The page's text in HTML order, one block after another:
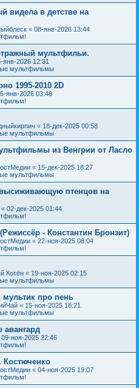
видела в детстве на
« 08-янв-2026 13:44
мультфильи.
янв-2026 12:31
мультфильмы
1995-2010 2D
янв-2026 03:48
« 18-дек-2025 00:58
мультфильмы
из Венгрии от Ласло
« 15-дек-2025 18:27
мультфильмы
птенцов на
« 02-дек-2025 01:44
- Константин Бронзит)
« 22-ноя-2025 08:04
Котён « 19-ноя-2025 02:15
мультфильмы
мультик про пень
« 15-ноя-2025 18:21
мультфильмы
09-ноя-2025 22:46
« 04-ноя-2025 19:07